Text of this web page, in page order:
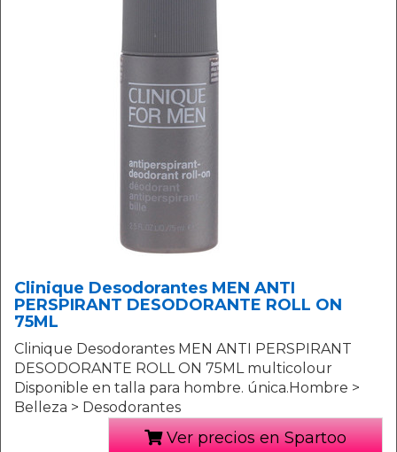
Clinique Desodorantes MEN ANTI
PERSPIRANT DESODORANTE ROLL ON
75ML
Clinique Desodorantes MEN ANTI PERSPIRANT
DESODORANTE ROLL ON 75ML multicolour
Disponible en talla para hombre. única.Hombre >
Belleza > Desodorantes
Ver precios en Spartoo